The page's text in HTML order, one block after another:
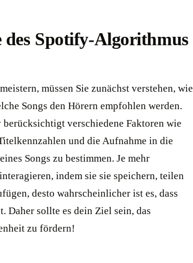
des Spotify-Algorithmus
müssen Sie zunächst verstehen, wie
Songs den Hörern empfohlen werden.
verschiedene Faktoren wie
und die Aufnahme in die
Songs zu bestimmen. Je mehr
indem sie sie speichern, teilen
desto wahrscheinlicher ist es, dass
Daher sollte es dein Ziel sein, das
zu fördern!